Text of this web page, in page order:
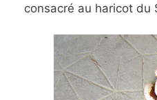
consacré au haricot du